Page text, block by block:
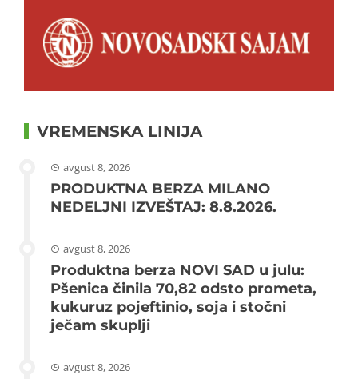
VREMENSKA LINIJA
avgust 8, 2026
PRODUKTNA BERZA MILANO
NEDELJNI IZVEŠTAJ: 8.8.2026.
avgust 8, 2026
Produktna berza NOVI SAD u julu:
Pšenica činila 70,82 odsto prometa,
kukuruz pojeftinio, soja i stočni
ječam skuplji
avgust 8, 2026